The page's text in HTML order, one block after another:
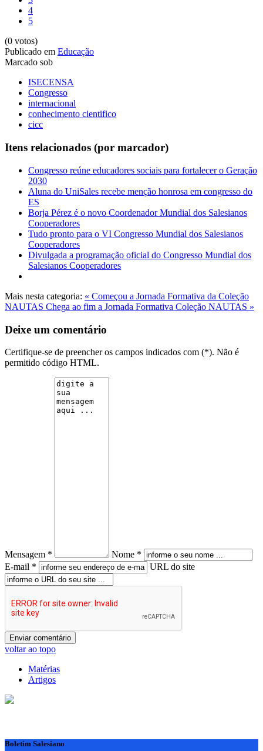
4
5
(0 votos)
Publicado em Educação
Marcado sob
ISECENSA
Congresso
internacional
conhecimento cientifico
cicc
Itens relacionados (por marcador)
Congresso reúne educadores sociais para fortalecer o Geração
2030
Aluna do UniSales recebe menção honrosa em congresso do
ES
Borja Pérez é o novo Coordenador Mundial dos Salesianos
Cooperadores
Tudo pronto para o VI Congresso Mundial dos Salesianos
Cooperadores
Divulgada a programação oficial do Congresso Mundial dos
Salesianos Cooperadores
Mais nesta categoria: « Começou a Jornada Formativa da Coleção
NAUTAS Chega ao fim a Jornada Formativa Coleção NAUTAS »
Deixe um comentário
Certifique-se de preencher os campos indicados com (*). Não é
permitido código HTML.
Mensagem *
Nome *
E-mail *
URL do site
voltar ao topo
Matérias
Artigos
Boletim Salesiano